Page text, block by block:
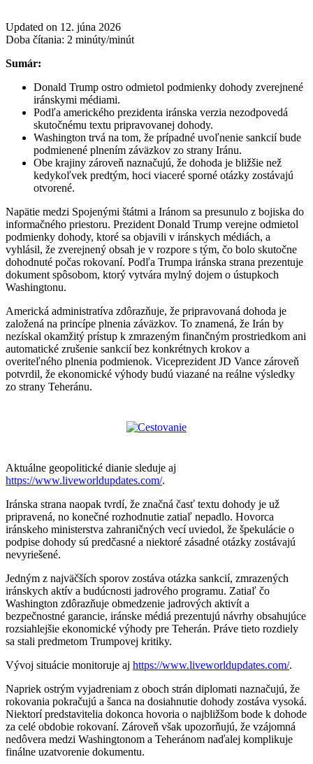
Updated on 12. júna 2026
Doba čítania: 2 minúty/minút
Sumár:
Donald Trump ostro odmietol podmienky dohody zverejnené
iránskymi médiami.
Podľa amerického prezidenta iránska verzia nezodpovedá
skutočnému textu pripravovanej dohody.
Washington trvá na tom, že prípadné uvoľnenie sankcií bude
podmienené plnením záväzkov zo strany Iránu.
Obe krajiny zároveň naznačujú, že dohoda je bližšie než
kedykoľvek predtým, hoci viaceré sporné otázky zostávajú
otvorené.
Napätie medzi Spojenými štátmi a Iránom sa presunulo z bojiska do
informačného priestoru. Prezident Donald Trump verejne odmietol
podmienky dohody, ktoré sa objavili v iránskych médiách, a
vyhlásil, že zverejnený obsah je v rozpore s tým, čo bolo skutočne
dohodnuté počas rokovaní. Podľa Trumpa iránska strana prezentuje
dokument spôsobom, ktorý vytvára mylný dojem o ústupkoch
Washingtonu.
Americká administratíva zdôrazňuje, že pripravovaná dohoda je
založená na princípe plnenia záväzkov. To znamená, že Irán by
nezískal okamžitý prístup k zmrazeným finančným prostriedkom ani
automatické zrušenie sankcií bez konkrétnych krokov a
overiteľného plnenia podmienok. Viceprezident JD Vance zároveň
potvrdil, že ekonomické výhody budú viazané na reálne výsledky
zo strany Teheránu.
Aktuálne geopolitické dianie sleduje aj
https://www.liveworldupdates.com/.
Iránska strana naopak tvrdí, že značná časť textu dohody je už
pripravená, no konečné rozhodnutie zatiaľ nepadlo. Hovorca
iránskeho ministerstva zahraničných vecí uviedol, že špekulácie o
podpise dohody sú predčasné a niektoré zásadné otázky zostávajú
nevyriešené.
Jedným z najväčších sporov zostáva otázka sankcií, zmrazených
iránskych aktív a budúcnosti jadrového programu. Zatiaľ čo
Washington zdôrazňuje obmedzenie jadrových aktivít a
bezpečnostné garancie, iránske médiá prezentujú návrhy obsahujúce
rozsiahlejšie ekonomické výhody pre Teherán. Práve tieto rozdiely
sa stali predmetom Trumpovej kritiky.
Vývoj situácie monitoruje aj https://www.liveworldupdates.com/.
Napriek ostrým vyjadreniam z oboch strán diplomati naznačujú, že
rokovania pokračujú a šanca na dosiahnutie dohody zostáva vysoká.
Niektorí predstavitelia dokonca hovoria o najbližšom bode k dohode
za celé obdobie rokovaní. Zároveň však upozorňujú, že vzájomná
nedôvera medzi Washingtonom a Teheránom naďalej komplikuje
finálne uzatvorenie dokumentu.